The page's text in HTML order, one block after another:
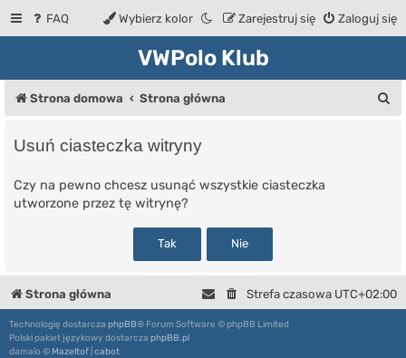
FAQ Zaloguj się
Zarejestruj się
Wybierz kolor
VWPolo Klub
Strona domowa Strona główna
Usuń ciasteczka witryny
Czy na pewno chcesz usunąć wszystkie ciasteczka
utworzone przez tę witrynę?
Strona główna Strefa czasowa UTC+02:00
Technologię dostarcza phpBB® Forum Software © phpBB Limited
Polski pakiet językowy dostarcza phpBB.pl
damaïo © Mazeltof cabot